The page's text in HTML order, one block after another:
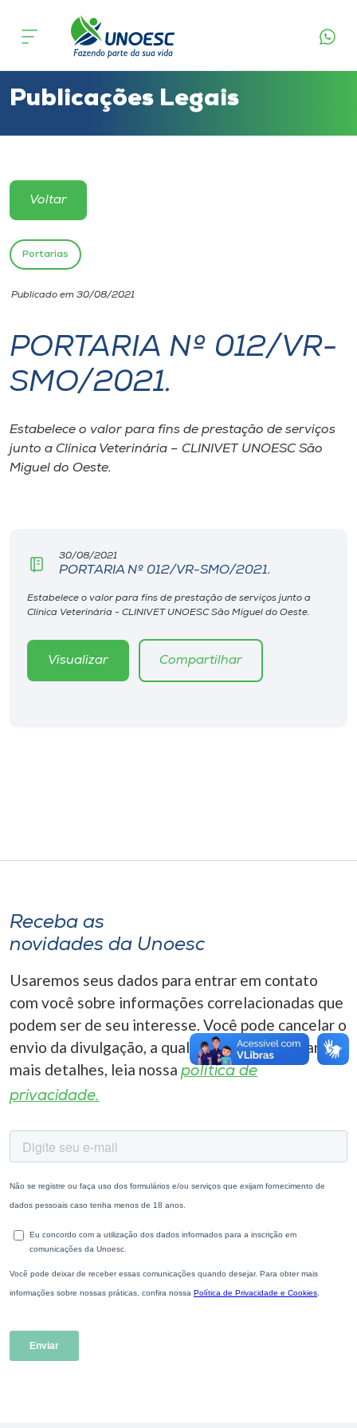
Cursos
Atendimento ao Estudante
Portal de Ensino
Unoesc
Internacionalização
I.nova
Diplomados
Rádio
A+
Publicações Legais
Voltar
Portarias
Publicado em 30/08/2021
PORTARIA Nº 012/VR-
SMO/2021.
Estabelece o valor para fins de prestação de serviços
junto a Clínica Veterinária – CLINIVET UNOESC São
Miguel do Oeste.
30/08/2021
PORTARIA Nº 012/VR-SMO/2021.
Estabelece o valor para fins de prestação de serviços junto a
Clínica Veterinária - CLINIVET UNOESC São Miguel do Oeste.
Visualizar Compartilhar
Receba as
novidades da Unoesc
Usaremos seus dados para entrar em contato
com você sobre informações correlacionadas que
podem ser de seu interesse. Você pode cancelar o
envio da divulgação, a qualquer momento. Para
mais detalhes, leia nossa política de
privacidade.